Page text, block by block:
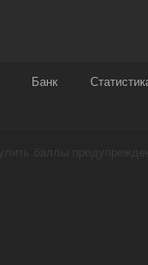
Support Магазин
Банк